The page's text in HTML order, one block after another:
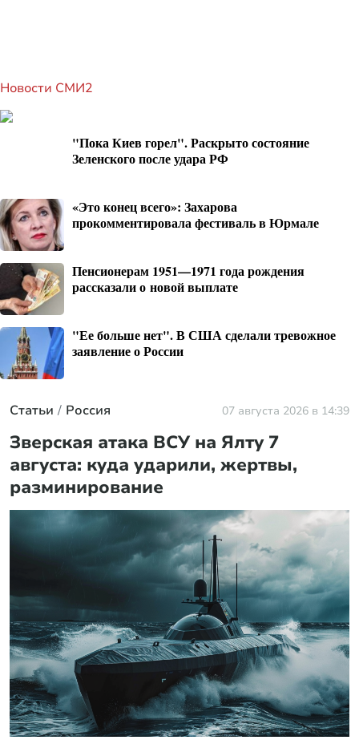
Новости СМИ2
"Пока Киев горел". Раскрыто состояние
Зеленского после удара РФ
«Это конец всего»: Захарова
прокомментировала фестиваль в Юрмале
Пенсионерам 1951—1971 года рождения
рассказали о новой выплате
"Ее больше нет". В США сделали тревожное
заявление о России
Статьи Россия 07 августа 2026 в 14:39
Зверская атака ВСУ на Ялту 7
августа: куда ударили, жертвы,
разминирование